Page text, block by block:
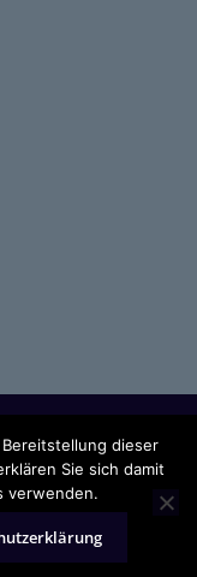
Artikel oder
Redaktion dar. Erwähnte
der entsprechenden
Werbeaussagen der
dieser
Sie sich damit
verwenden.